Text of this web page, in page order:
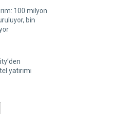
100 milyon
bin
yatırımı